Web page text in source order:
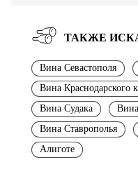
ТАКЖЕ
Вина Севастополя
Вина Краснодарского
Вина Судака
Вина Ставрополья
Алиготе